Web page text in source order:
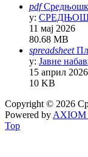
pdf
у:
11 мај 2026
80.68 MB
spreadsheet
у: Јавне
15 април 2026
10 KB
Copyright © 2026
Powered by AXIOM
Top